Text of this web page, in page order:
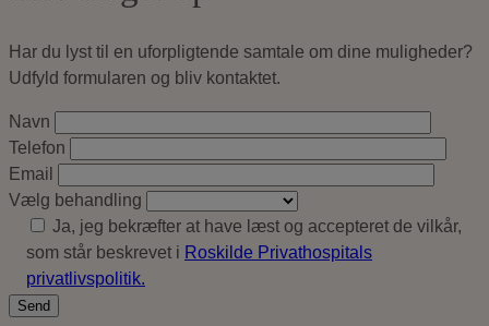
Har du lyst til en uforpligtende samtale om dine muligheder?
Udfyld formularen og bliv kontaktet.
Navn
Telefon
Email
Vælg behandling
Ja, jeg bekræfter at have læst og accepteret de vilkår,
som står beskrevet i Roskilde Privathospitals
privatlivspolitik.